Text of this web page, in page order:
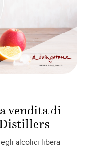
vendita di
alcolici libera